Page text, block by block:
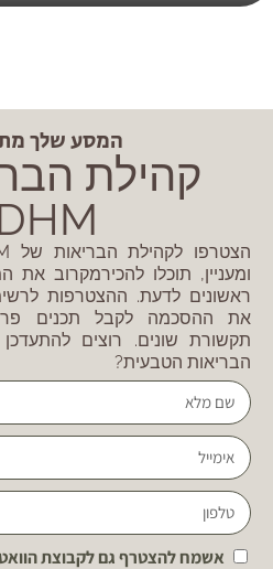
המסע שלך
קהילת
ומעניין, תוכלו להכירמקרוב את
ראשונים לדעת. ההצטרפות
את ההסכמה לקבל תכנים
תקשורת שונים. רוצים
הבריאות הטבעית?
אשמח להצטרף גם לקבוצת